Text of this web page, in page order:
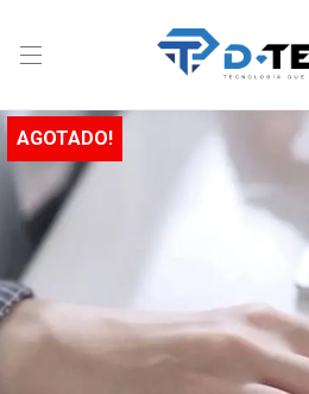
AGOTADO!